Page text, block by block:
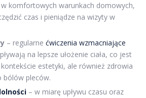
komfortowych warunkach domowych,
czas i pieniądze na wizyty w
– regularne ćwiczenia wzmacniające
na lepsze ułożenie ciała, co jest
estetyki, ale również zdrowia
bólów pleców.
– w miarę upływu czasu oraz